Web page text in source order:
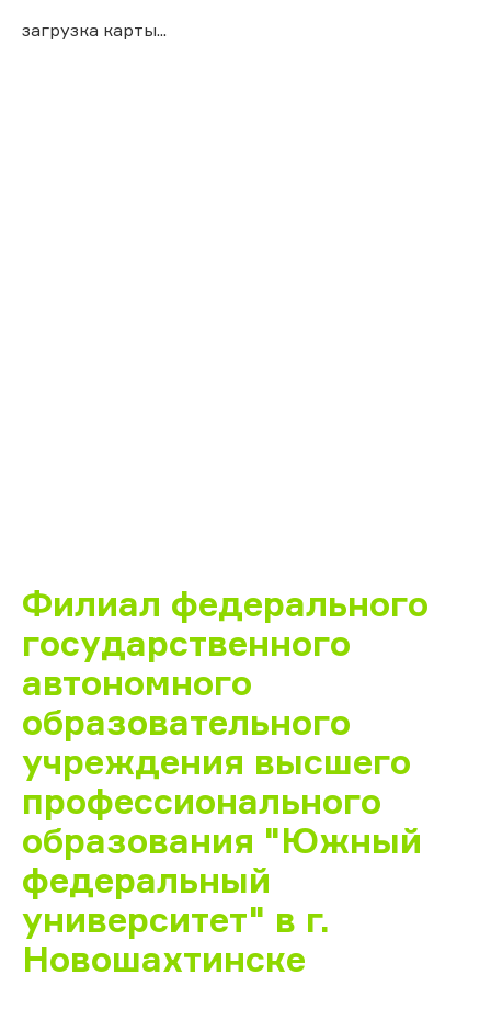
загрузка карты...
Филиал федерального
государственного
автономного
образовательного
учреждения высшего
профессионального
образования "Южный
федеральный
университет" в г.
Новошахтинске